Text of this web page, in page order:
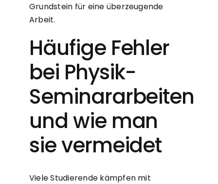
Grundstein für eine überzeugende
Arbeit.
Häufige Fehler
bei Physik-
Seminararbeiten
und wie man
sie vermeidet
Viele Studierende kämpfen mit